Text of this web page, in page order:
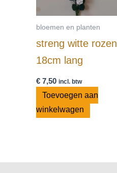
bloemen en planten
streng witte rozen
18cm lang
€ 7,50 incl. btw
Toevoegen aan
winkelwagen